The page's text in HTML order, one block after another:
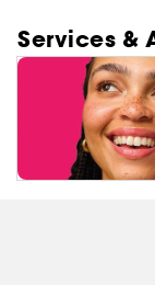
Services &